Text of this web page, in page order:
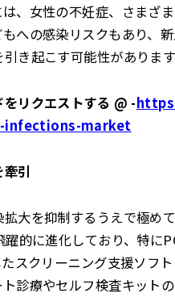
、女性の不妊症、さまざ
への感染リスクもあり、
き起こす可能性があります
リクエストする @ -
infections-market
引
大を抑制するうえで極め
的に進化しており、特に
スクリーニング支援ソフ
診療やセルフ検査キット